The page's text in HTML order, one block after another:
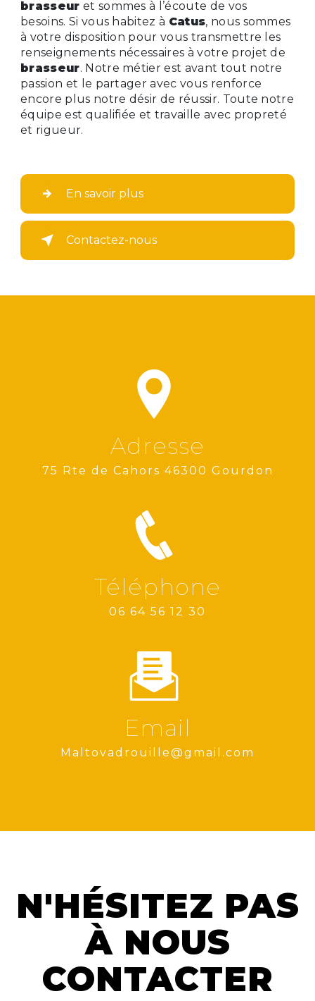
brasseur et sommes à l’écoute de vos
besoins. Si vous habitez à Catus, nous sommes
à votre disposition pour vous transmettre les
renseignements nécessaires à votre projet de
brasseur. Notre métier est avant tout notre
passion et le partager avec vous renforce
encore plus notre désir de réussir. Toute notre
équipe est qualifiée et travaille avec propreté
et rigueur.
En savoir plus
Contactez-nous
Adresse
75 Rte de Cahors 46300 Gourdon
Téléphone
06 64 56 12 30
Email
maltovadrouille@gmail.com
N'HÉSITEZ PAS
À NOUS
CONTACTER